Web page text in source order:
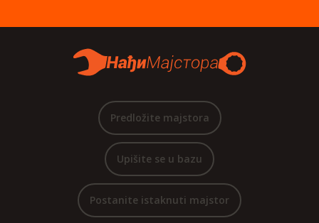
Predložite majstora
Upišite se u bazu
Postanite istaknuti majstor